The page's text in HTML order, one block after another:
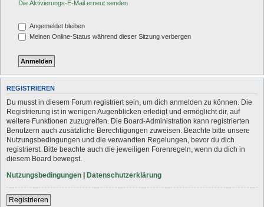
Die Aktivierungs-E-Mail erneut senden
Angemeldet bleiben
Meinen Online-Status während dieser Sitzung verbergen
REGISTRIEREN
Du musst in diesem Forum registriert sein, um dich anmelden zu können. Die
Registrierung ist in wenigen Augenblicken erledigt und ermöglicht dir, auf
weitere Funktionen zuzugreifen. Die Board-Administration kann registrierten
Benutzern auch zusätzliche Berechtigungen zuweisen. Beachte bitte unsere
Nutzungsbedingungen und die verwandten Regelungen, bevor du dich
registrierst. Bitte beachte auch die jeweiligen Forenregeln, wenn du dich in
diesem Board bewegst.
Nutzungsbedingungen | Datenschutzerklärung
Registrieren